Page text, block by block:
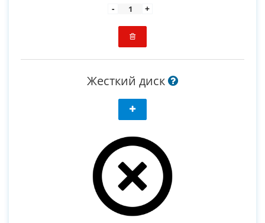
- +
Жесткий диск